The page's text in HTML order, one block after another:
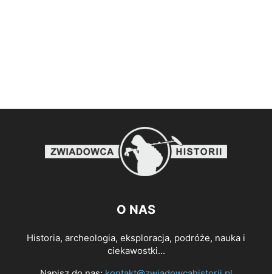
O NAS
Historia, archeologia, eksploracja, podróże, nauka i
ciekawostki...